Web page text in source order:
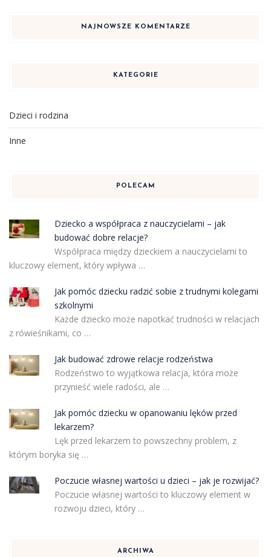
NAJNOWSZE KOMENTARZE
KATEGORIE
Dzieci i rodzina
Inne
POLECAM
Dziecko a współpraca z nauczycielami – jak
budować dobre relacje?
Współpraca między dzieckiem a nauczycielami to
kluczowy element, który wpływa …
Jak pomóc dziecku radzić sobie z trudnymi kolegami
szkolnymi
Każde dziecko może napotkać trudności w relacjach
z rówieśnikami, co …
Jak budować zdrowe relacje rodzeństwa
Rodzeństwo to wyjątkowa relacja, która może
przynieść wiele radości, ale …
Jak pomóc dziecku w opanowaniu lęków przed
lekarzem?
Lęk przed lekarzem to powszechny problem, z
którym boryka się …
Poczucie własnej wartości u dzieci – jak je rozwijać?
Poczucie własnej wartości to kluczowy element w
rozwoju dzieci, który …
ARCHIWA